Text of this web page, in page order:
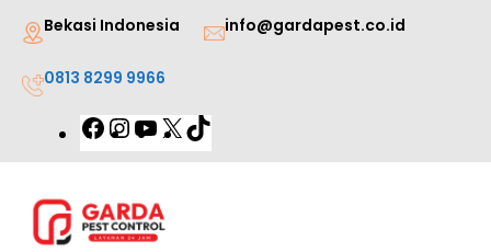
Lewati
konten
Bekasi Indonesia info@gardapest.co.id
0813 8299 9966
Facebook
Instagram
YouTube
X TikTok